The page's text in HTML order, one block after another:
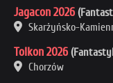
Jagacon 2026
Skarżyńsko-
Tolkon 2026
Chorzów